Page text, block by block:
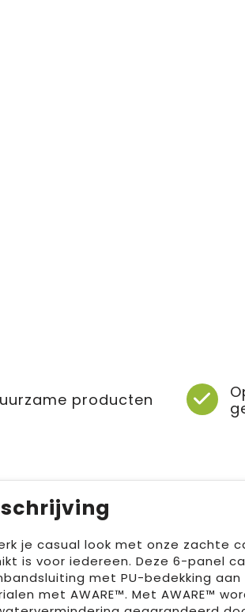
producten
je casual look met onze zachte
is voor iedereen. Deze 6-panel
met PU-bedekking
met AWARE™. Met AWARE™